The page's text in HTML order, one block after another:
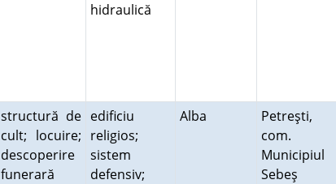
hidraulică
structură de
cult; locuire;
descoperire
funerară
edificiu
religios;
sistem
defensiv;
Alba
Petreşti,
com.
Municipiul
Sebeş